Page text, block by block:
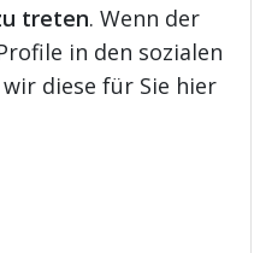
treten. Wenn der
in den sozialen
diese für Sie hier